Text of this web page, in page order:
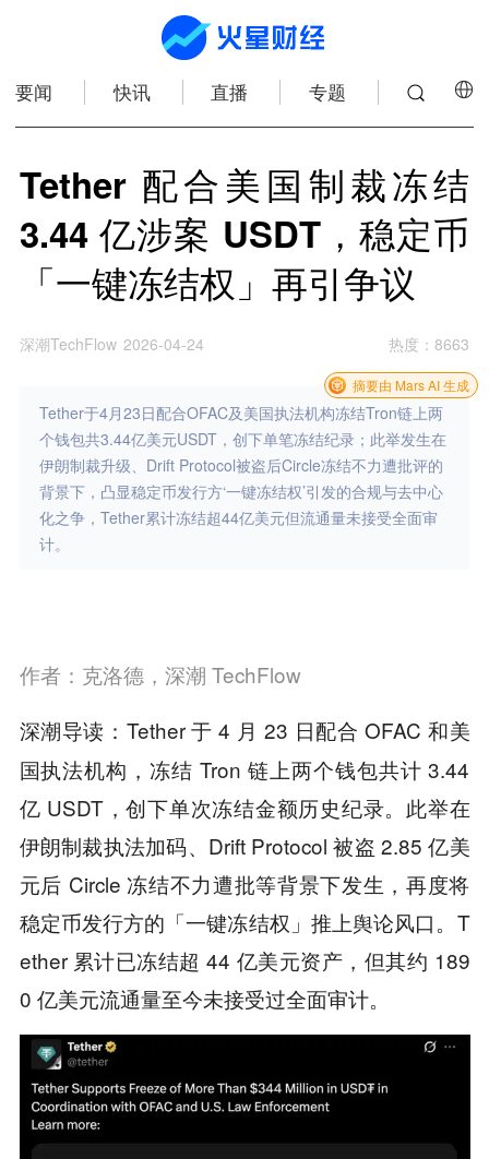
要闻 快讯 直播 专题
Tether 配合美国制裁冻结
3.44 亿涉案 USDT，稳定币
「一键冻结权」再引争议
深潮TechFlow 2026-04-24 热度 ：8663
Tether于4月23日配合OFAC及美国执法机构冻结Tron链上两
个钱包共3.44亿美元USDT，创下单笔冻结纪录；此举发生在
伊朗制裁升级、Drift Protocol被盗后Circle冻结不力遭批评的
背景下，凸显稳定币发行方‘一键冻结权’引发的合规与去中心
化之争，Tether累计冻结超44亿美元但流通量未接受全面审
计。
摘要由 Mars AI 生成
作者：克洛德，深潮 TechFlow
深潮导读： Tether 于 4 月 23 日配合 OFAC 和美
国执法机构，冻结 Tron 链上两个钱包共计 3.44
亿 USDT，创下单次冻结金额历史纪录。此举在
伊朗制裁执法加码、Drift Protocol 被盗 2.85 亿美
元后 Circle 冻结不力遭批等背景下发生，再度将
稳定币发行方的「一键冻结权」推上舆论风口。T
ether 累计已冻结超 44 亿美元资产，但其约 189
0 亿美元流通量至今未接受过全面审计。